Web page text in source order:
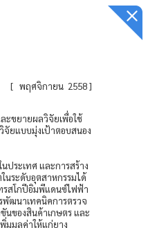
[ พฤศจิกายน 2558]
ะขยายผลวิจัยเพื่อใช้
ยแบบมุ่งเป้าตอบสนอง
ประเทศ และการสร้าง
ระดับอุตสาหกรรมได้
รสโกปีอิมพีแดนซ์ไฟฟ้า
พัฒนาเทคนิคการตรวจ
นของสินค้าเกษตร และ
มมูลค่าให้แก่ยาง